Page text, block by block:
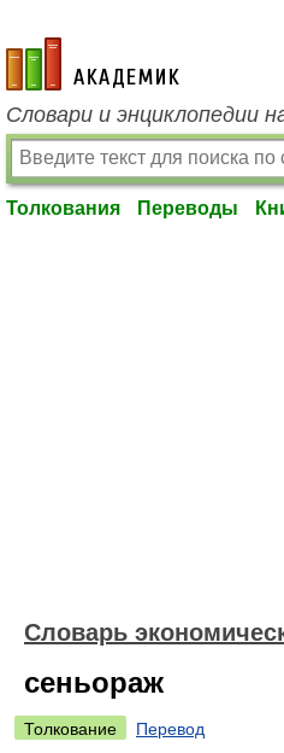
academic.ru
Словари и энциклопедии
Толкования Переводы
Словарь
сеньораж
Толкование
Перевод